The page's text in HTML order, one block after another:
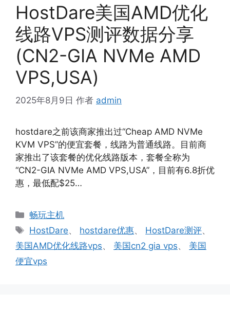
HostDare美国AMD优化
线路VPS测评数据分享
(CN2-GIA NVMe AMD
VPS,USA)
2025年8月9日 作者 admin
hostdare之前该商家推出过“Cheap AMD NVMe
KVM VPS”的便宜套餐，线路为普通线路。目前商
家推出了该套餐的优化线路版本，套餐全称为
“CN2-GIA NVMe AMD VPS,USA”，目前有6.8折优
惠，最低配$25…
分
类
畅玩主机
标
签
HostDare、 hostdare优惠、 HostDare测评、
美国AMD优化线路vps、 美国cn2 gia vps、 美国
便宜vps